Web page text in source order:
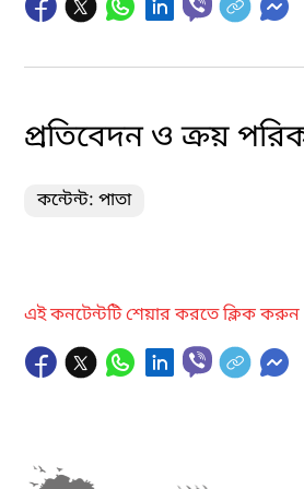
প্রতিবেদন ও ক্রয়
কন্টেন্ট: পাতা
এই কনটেন্টটি শেয়ার করতে ক্লিক করুন